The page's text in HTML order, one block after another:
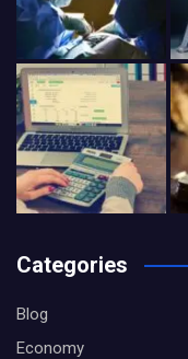
Categories
Blog
Economy